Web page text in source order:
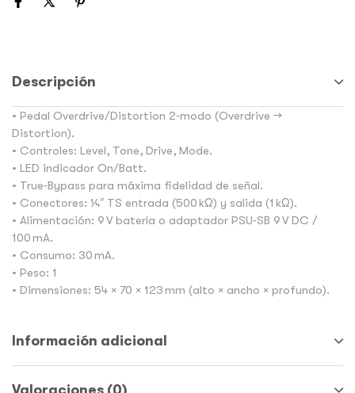
Descripción
• Pedal Overdrive/Distortion 2‑modo (Overdrive →
Distortion).
• Controles: Level, Tone, Drive, Mode.
• LED indicador On/Batt.
• True‑Bypass para máxima fidelidad de señal.
• Conectores: ¼″ TS entrada (500 kΩ) y salida (1 kΩ).
• Alimentación: 9 V batería o adaptador PSU‑SB 9 V DC /
100 mA.
• Consumo: 30 mA.
• Peso: 1
• Dimensiones: 54 × 70 × 123 mm (alto × ancho × profundo).
Información adicional
Valoraciones (0)